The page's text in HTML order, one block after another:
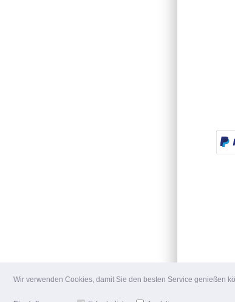
Wir verwenden Cookies, damit Sie den besten Service genießen